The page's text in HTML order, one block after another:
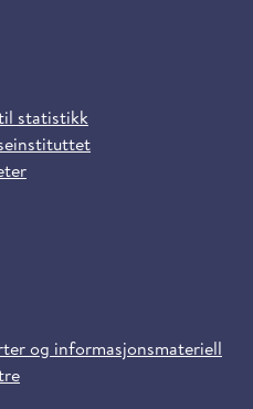
statistikk
og informasjonsmateriell